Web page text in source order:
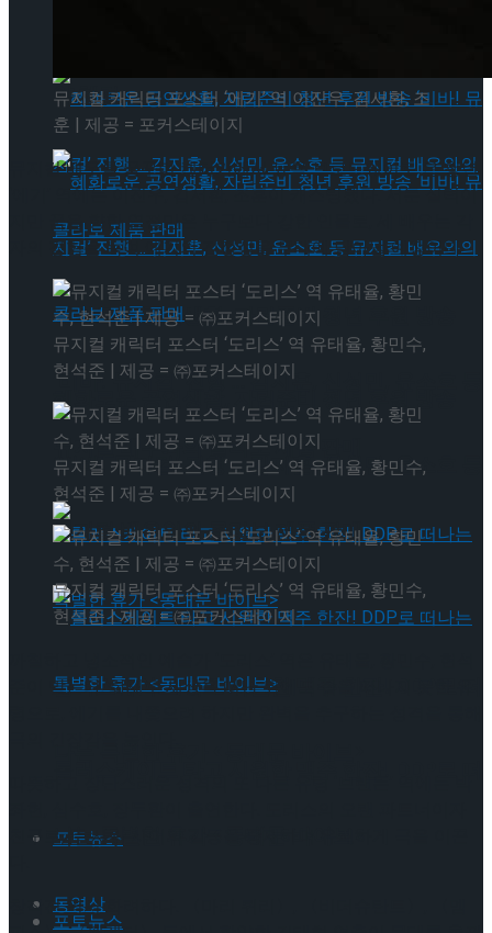
혜화로운 공연생활, 자립준비 청년 후원 방송
‘비바! 뮤지컬’ 진행 … 김지훈, 신성민, 윤소호 등
뮤지컬 배우와의 콜라보 제품 판매
롤러스케이트 타고 시원한 맥주 한잔! DDP로 떠
포토뉴스
동영상
약 체결
혜화로운 공연생활, 자립준비 청년 후원 방송
‘비바! 뮤지컬’ 진행 … 김지훈, 신성민, 윤소호 등
뮤지컬 배우와의 콜라보 제품 판매
나는 특별한 휴가 <동대문 바이브>
포토뉴스
뮤지컬 캐릭터 포스터 ‘에기’ 역 이진우, 김서환, 조
훈 | 제공 = 포커스테이지
뮤지컬 배우를 꿈꾸며 켄터키에서 뉴욕 브로드웨이로 온 청년
‘에기’ 역에는 이진우, 김서환, 조훈이 캐스팅됐다. 서툰 실력이
지만 꿈을 향한 열정만은 누구보다 강한 인물로, 세 배우는 각
자의 경험을 녹여 에기의 진정성을 무대에 담아낼 예정이다.
뮤지컬 캐릭터 포스터 ‘도리스’ 역 유태율, 황민수,
현석준 | 제공 = ㈜포커스테이지
뮤지컬 캐릭터 포스터 ‘도리스’ 역 유태율, 황민수,
현석준 | 제공 = ㈜포커스테이지
뮤지컬 캐릭터 포스터 ‘도리스’ 역 유태율, 황민수,
현석준 | 제공 = ㈜포커스테이지
준이 맡는다. 화재로 세상을 떠난 뒤에도 집을 떠나지 못한 유
친구로, 두 사람 사이의 갈등을 중재하며 유쾌하게 극을 이끈
창작진 역시 화려하다. 〈마리 퀴리〉, 〈비더슈탄트〉, 〈멤